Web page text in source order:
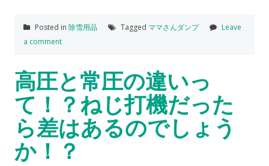
Posted in 除雪用品 Tagged ママさんダンプ
Leave
a comment
高圧と常圧の違いっ
て！？ねじ打機だった
ら差はあるのでしょう
か！？